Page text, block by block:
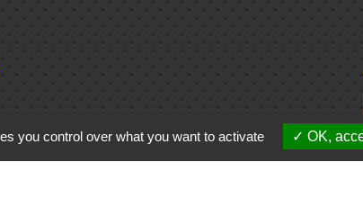
du Civraisien en
you control over what you want to activate
OK,